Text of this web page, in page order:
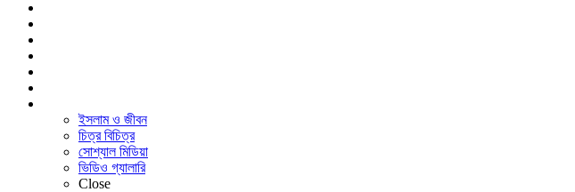
ইসলাম ও জীবন
চিত্র বিচিত্র
সোশ্যাল মিডিয়া
ভিডিও গ্যালারি
Close